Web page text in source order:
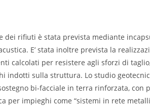
dei rifiuti è stata prevista mediante
E’ stata inoltre prevista la
calcolati per resistere agli sforzi di
indotti sulla struttura. Lo studio
bi-facciale in terra rinforzata, con
per impieghi come “sistemi in rete